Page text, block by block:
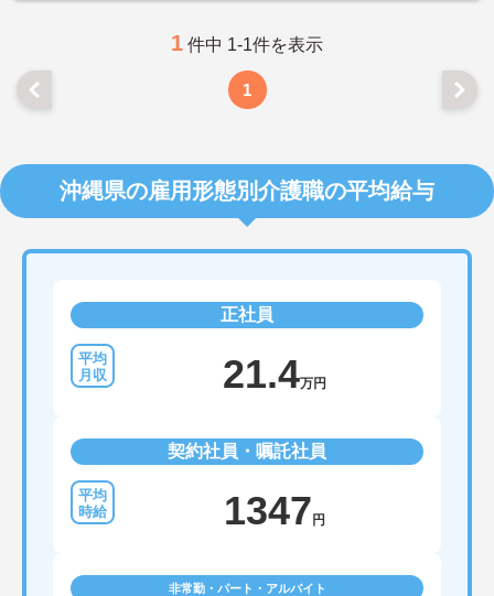
1 件中 1-1件を表示
1
沖縄県の雇用形態別介護職の平均給与
正社員
21.4万円
契約社員・嘱託社員
1347 円
非常勤・パート・アルバイト